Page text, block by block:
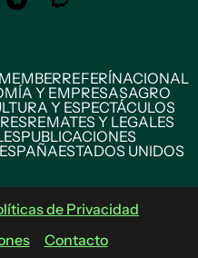
REFERÍNACIONAL
Y EMPRESASAGRO
Y ESPECTÁCULOS
REMATES Y LEGALES
PUBLICACIONES
ESPAÑAESTADOS UNIDOS
de Privacidad
Contacto